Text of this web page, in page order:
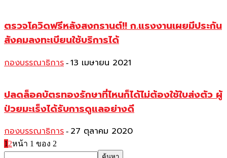
ตรวจโควิดฟรีหลังสงกรานต์!! ก.แรงงานเผยมีประกัน
สังคมลงทะเบียนใช้บริการได้
กองบรรณาธิการ - 13 เมษายน 2021
ปลดล็อคบัตรทองรักษาที่ไหนก็ได้ไม่ต้องใช้ใบส่งตัว ผู้
ป่วยมะเร็งได้รับการดูแลอย่างดี
กองบรรณาธิการ - 27 ตุลาคม 2020
1 2หน้า 1 ของ 2